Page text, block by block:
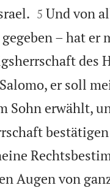

5 Und von
– hat er
des
er soll
Sohn erwählt,
Augen von